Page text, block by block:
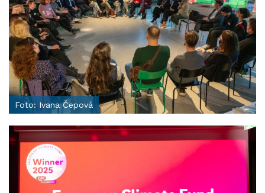
Foto: Ivana Čepová